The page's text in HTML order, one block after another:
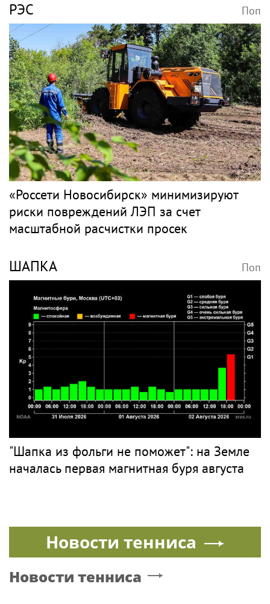
РЭС Поп
«Россети Новосибирск» минимизируют
риски повреждений ЛЭП за счет
масштабной расчистки просек
ШАПКА Поп
"Шапка из фольги не поможет": на Земле
началась первая магнитная буря августа
Новости тенниса
Новости тенниса